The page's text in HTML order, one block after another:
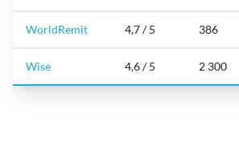
WorldRemit 4,7 / 5 386
Wise 4,6 / 5 2 300